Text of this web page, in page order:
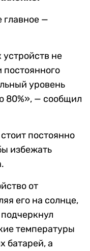
главное —
не
постоянного
уровень
80%», — сообщил
постоянно
избежать
от
его на солнце,
температуры
батарей, а